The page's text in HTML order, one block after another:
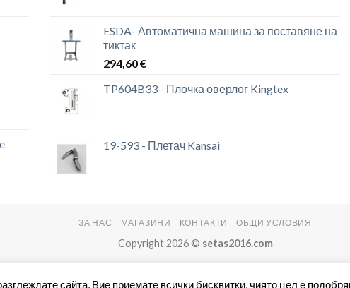
ESDA- Автоматична машина за поставяне на
тиктак
294,60€
TP604B33 - Плочка оверлог Kingtex
19-593 - Плетач Kansai
ЗА НАС МАГАЗИНИ КОНТАКТИ ОБЩИ УСЛОВИЯ
Copyright 2026 © setas2016.com
сайта, Вие приемате всички бисквитки, чиято цел е